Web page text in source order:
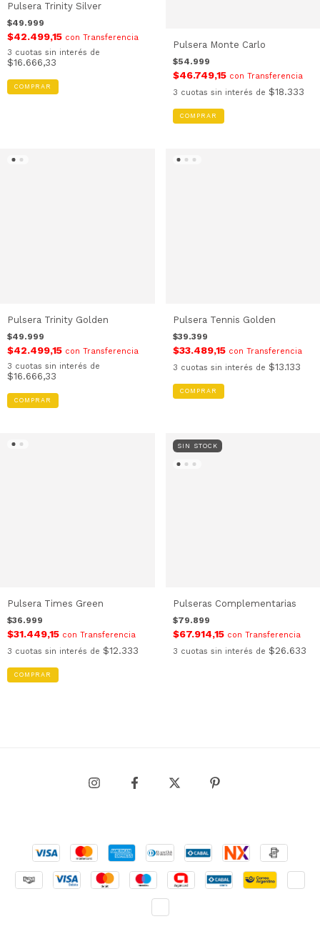
Pulsera Trinity Silver
$49.999
$42.499,15 con Transferencia
3 cuotas sin interés de
$16.666,33
COMPRAR
Pulsera Monte Carlo
$54.999
$46.749,15 con Transferencia
3 cuotas sin interés de $18.333
COMPRAR
Pulsera Trinity Golden
$49.999
$42.499,15 con Transferencia
3 cuotas sin interés de
$16.666,33
COMPRAR
Pulsera Tennis Golden
$39.399
$33.489,15 con Transferencia
3 cuotas sin interés de $13.133
COMPRAR
Pulsera Times Green
$36.999
$31.449,15 con Transferencia
3 cuotas sin interés de $12.333
SIN STOCK
Pulseras Complementarias
$79.899
$67.914,15 con Transferencia
3 cuotas sin interés de $26.633